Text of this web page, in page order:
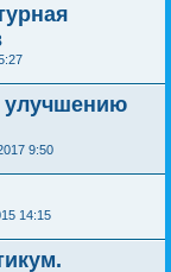
улучшению
9:50
14:15